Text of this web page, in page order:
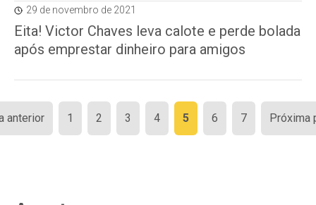
29 de novembro de 2021
Eita! Victor Chaves leva calote e perde bolada
após emprestar dinheiro para amigos
Paginação
de
anterior 1 2 3 4 5 6 7 Próxima